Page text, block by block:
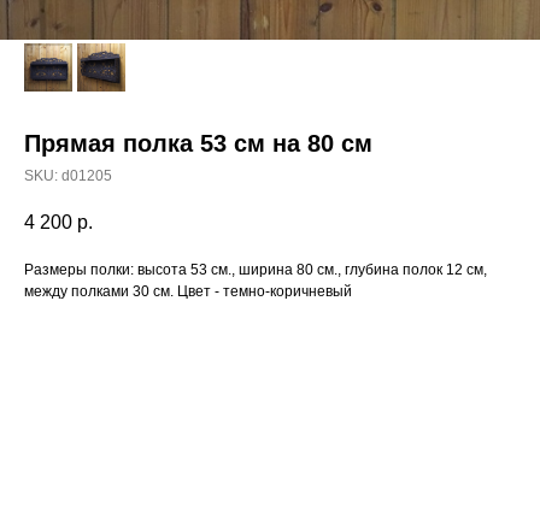
Прямая полка 53 см на 80 см
SKU: d01205
4 200 р.
Размеры полки: высота 53 см., ширина 80 см., глубина полок 12 см,
между полками 30 см. Цвет - темно-коричневый